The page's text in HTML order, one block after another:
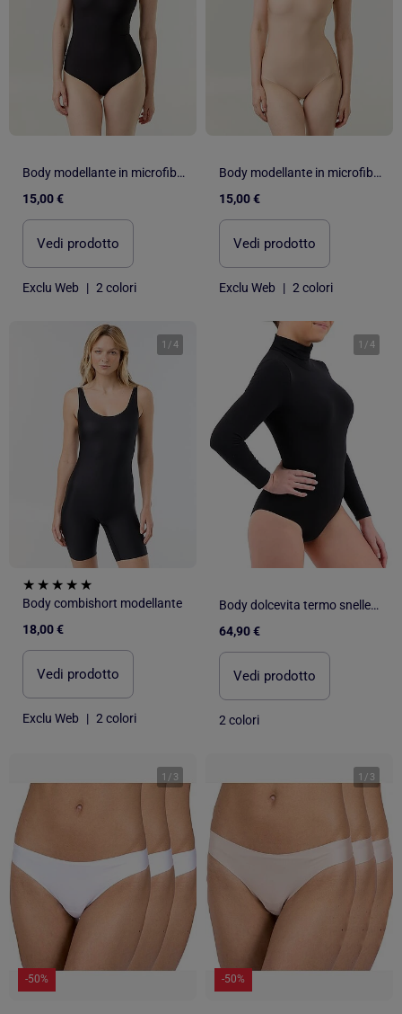
Body modellante in microfibra
15,00 €
Vedi prodotto
Exclu Web | 2 colori
Body modellante in microfibra
15,00 €
Vedi prodotto
Exclu Web | 2 colori
1 /4
Body combishort modellante
18,00 €
Vedi prodotto
Exclu Web | 2 colori
1 /4
Body dolcevita termo snellente
64,90 €
Vedi prodotto
2 colori
1 / 3
-50%
1 / 3
-50%